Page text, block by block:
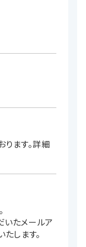
ます。詳細
いたメールア
します。